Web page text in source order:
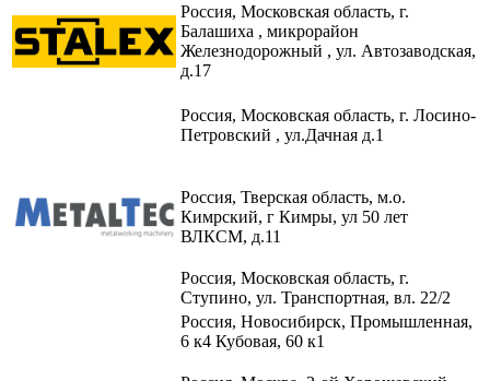
Россия, Московская область, г.
Балашиха , микрорайон
Железнодорожный , ул. Автозаводская,
д.17
Россия, Московская область, г. Лосино-
Петровский , ул.Дачная д.1
Россия, Тверская область, м.о.
Кимрский, г Кимры, ул 50 лет
ВЛКСМ, д.11
Россия, Московская область, г.
Ступино, ул. Транспортная, вл. 22/2​
Россия, Новосибирск, Промышленная,
6 к4 Кубовая, 60 к1​